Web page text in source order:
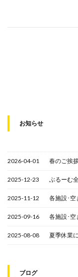
お知らせ
2026-04-01 春のご挨
2025-12-23 ぶるーむ
2025-11-12 各施設･
2025-09-16 各施設･
2025-08-08 夏季休業
ブログ